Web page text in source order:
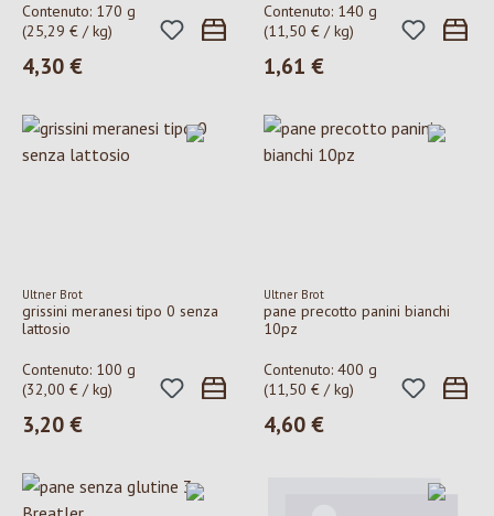
Contenuto: 170 g
(25,29 € / kg)
Prezzo normale:
4,30 €
Contenuto: 140 g
(11,50 € / kg)
Prezzo normale:
1,61 €
Ultner Brot
grissini meranesi tipo 0 senza
lattosio
Contenuto: 100 g
(32,00 € / kg)
Prezzo normale:
3,20 €
Ultner Brot
pane precotto panini bianchi
10pz
Contenuto: 400 g
(11,50 € / kg)
Prezzo normale:
4,60 €